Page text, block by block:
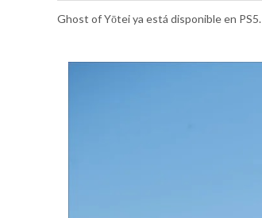
Ghost of Yōtei ya está disponible en PS5.